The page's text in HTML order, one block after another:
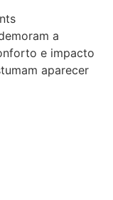
a
e impacto
aparecer